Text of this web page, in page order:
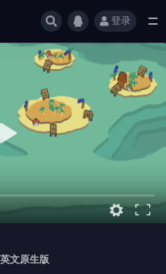
登录
文原生版